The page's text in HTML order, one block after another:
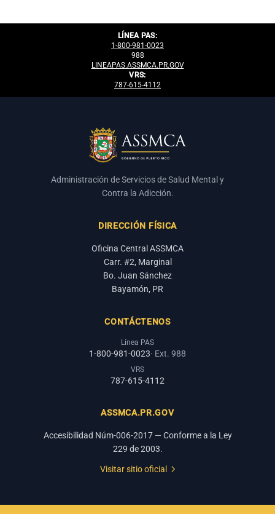
LÍNEA PAS:
1-800-981-0023
988
LINEAPAS.ASSMCA.PR.GOV
VRS:
787-615-4112
Administración de Servicios de Salud Mental y
Contra la Adicción.
DIRECCIÓN FÍSICA
Oficina Central ASSMCA
Carr. #2, Marginal
Bo. Juan Sánchez
Bayamón, PR
CONTÁCTENOS
Línea PAS
1-800-981-0023· Ext. 988
VRS
787-615-4112
ASSMCA.PR.GOV
Accesibilidad Núm-006-2017 — Conforme a la Ley
229 de 2003.
Visitar sitio oficial